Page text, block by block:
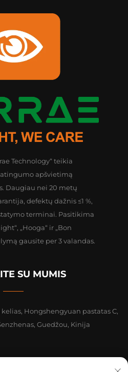
Technology“ teikia
apšvietimą
Daugiau nei 20 metų
defektų dažnis ≤1 %,
terminai. Pasitikima
„Hooga“ ir „Bon
gausite per 3 valandas.
SU MUMIS
Hongshengyuan pastatas C,
Guedžou, Kinija